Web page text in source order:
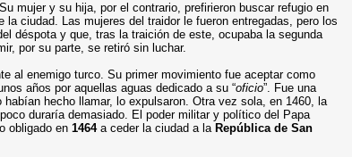
mujer y su hija, por el contrario, prefirieron buscar refugio en
ciudad. Las mujeres del traidor le fueron entregadas, pero los
déspota y que, tras la traición de este, ocupaba la segunda
por su parte, se retiró sin luchar.
al enemigo turco. Su primer movimiento fue aceptar como
años por aquellas aguas dedicado a su “oficio”. Fue una
hecho llamar, lo expulsaron. Otra vez sola, en 1460, la
duraría demasiado. El poder militar y político del Papa
obligado en1464a ceder la ciudad a la República de San